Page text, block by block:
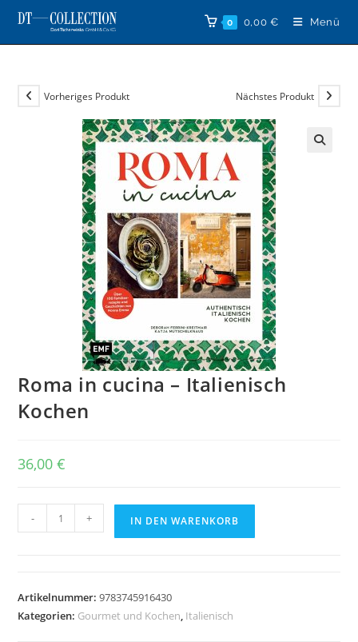
Zum
Inhalt
springen
0 0,00 € Menü
Vorheriges Produkt Nächstes Produkt
Roma in cucina – Italienisch
Kochen
36,00€
in
Italienisch
Kochen
- + IN DEN WARENKORB
Artikelnummer:9783745916430
Kategorien: Gourmet und Kochen, Italienisch